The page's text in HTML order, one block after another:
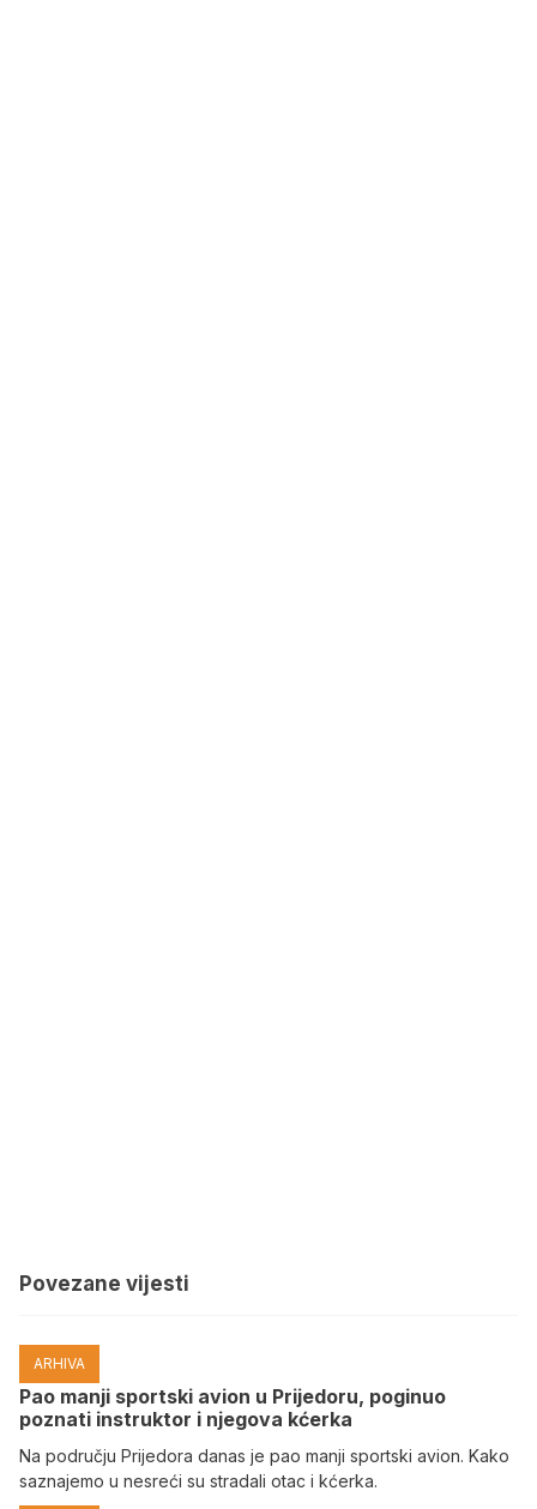
Povezane vijesti
ARHIVA
Pao manji sportski avion u Prijedoru, poginuo
poznati instruktor i njegova kćerka
Na području Prijedora danas je pao manji sportski avion. Kako
saznajemo u nesreći su stradali otac i kćerka.